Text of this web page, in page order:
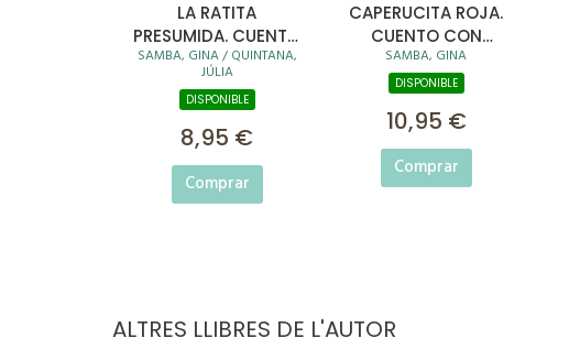
LA RATITA
PRESUMIDA. CUENTO
CON MECANISMOS
SAMBA, GINA / QUINTANA,
JÚLIA
DISPONIBLE
8,95 €
Comprar
CAPERUCITA ROJA.
CUENTO CON
PIEZAS DESLIZABLES
SAMBA, GINA
DISPONIBLE
10,95 €
Comprar
ALTRES LLIBRES DE L'AUTOR